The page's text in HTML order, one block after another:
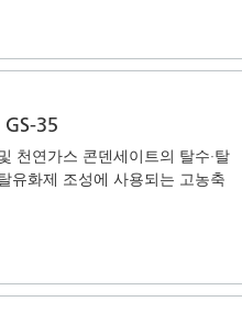
35
천연가스 콘덴세이트의 탈수·탈
유화제 조성에 사용되는 고농축